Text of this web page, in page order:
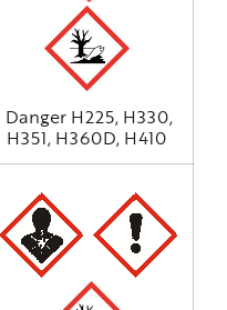
Danger H225, H330,
H351, H360D, H410